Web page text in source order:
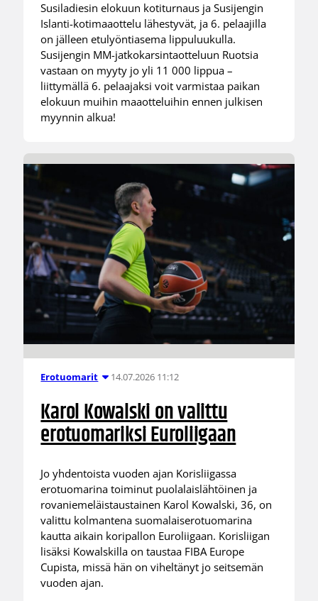
Susiladiesin elokuun kotiturnaus ja Susijengin
Islanti-kotimaaottelu lähestyvät, ja 6. pelaajilla
on jälleen etulyöntiasema lippuluukulla.
Susijengin MM-jatkokarsintaotteluun Ruotsia
vastaan on myyty jo yli 11 000 lippua –
liittymällä 6. pelaajaksi voit varmistaa paikan
elokuun muihin maaotteluihin ennen julkisen
myynnin alkua!
Erotuomarit 14.07.2026 11:12
Karol Kowalski on valittu
erotuomariksi Euroliigaan
Jo yhdentoista vuoden ajan Korisliigassa
erotuomarina toiminut puolalaislähtöinen ja
rovaniemeläistaustainen Karol Kowalski, 36, on
valittu kolmantena suomalaiserotuomarina
kautta aikain koripallon Euroliigaan. Korisliigan
lisäksi Kowalskilla on taustaa FIBA Europe
Cupista, missä hän on viheltänyt jo seitsemän
vuoden ajan.